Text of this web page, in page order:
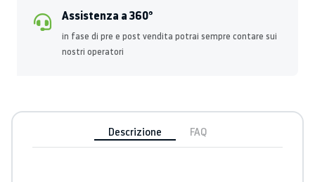
Assistenza a 360°
in fase di pre e post vendita potrai sempre contare sui
nostri operatori
Descrizione FAQ